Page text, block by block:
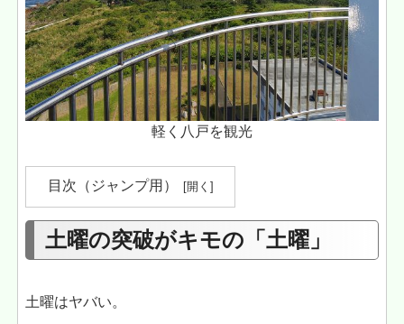
軽く八戸を観光
目次（ジャンプ用）
土曜の突破がキモの「土曜」
土曜はヤバい。